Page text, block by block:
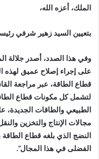
الملك، أعزه الله،
بتعيين السيد زهير شرفي
وفي هذا الصدد، أصدر جلالة
على إجراء إصلاح عميق لهذه
قطاع الطاقة، عبر مراجعة
لتشمل كل مكونات قطاع
الطبيعي والطاقات الجديدة،
مجالات الإنتاج والتخزين
النضج الذي بلغه قطاع الطاقة
الفضلى في هذا المجال”.